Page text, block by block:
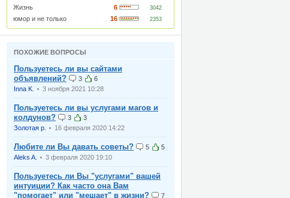
Жизнь 6 3042
юмор и не только 16 2353
ПОХОЖИЕ ВОПРОСЫ
Пользуетесь ли вы сайтами
объявлений?
3
6
Inna K.
3 ноября 2021 10:28
Пользуетесь ли вы услугами магов и
колдунов?
3
3
Золотая р.
16 февраля 2020 14:22
Любите ли Вы давать советы? 5
5
Aleks A.
3 февраля 2020 19:10
Пользуетесь ли Вы "услугами" вашей
интуиции? Как часто она Вам
"помогает" или "мешает" в жизни?
7